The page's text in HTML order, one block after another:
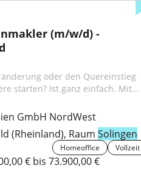
(m/w/d) -
oder den Quereinstieg
starten? Ist ganz einfach. Mit...
GmbH NordWest
(Rheinland), Raum Solingen
Homeoffice Vollzeit
€ bis 73.900,00 €